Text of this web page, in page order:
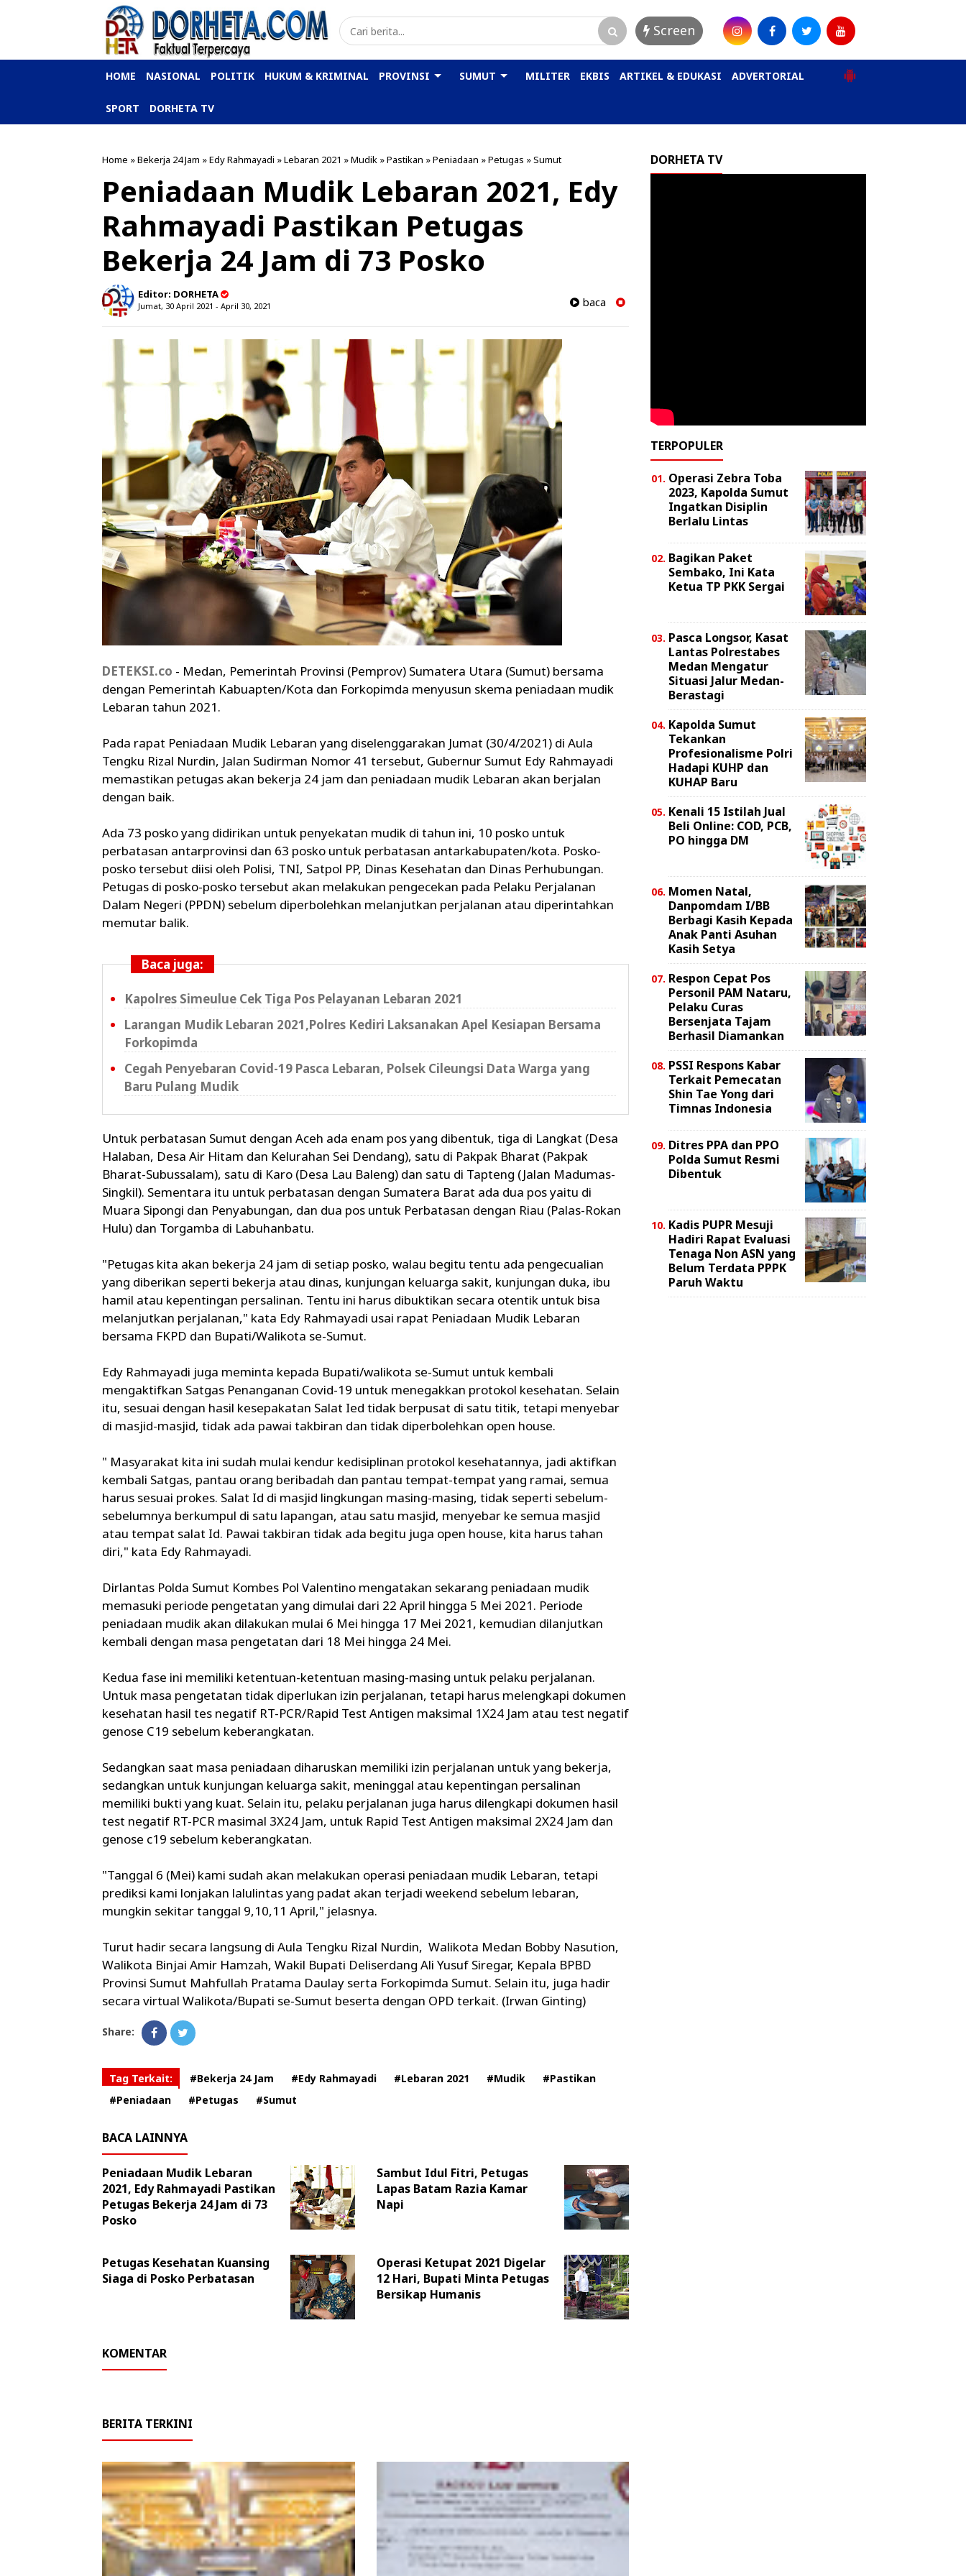
Screen
HOME NASIONAL POLITIK HUKUM & KRIMINAL PROVINSI SUMUT MILITER EKBIS ARTIKEL & EDUKASI ADVERTORIAL
SPORT DORHETA TV
Home »Bekerja 24 Jam »Edy Rahmayadi »Lebaran 2021 »Mudik »Pastikan »Peniadaan »Petugas »Sumut
Peniadaan Mudik Lebaran 2021, Edy
Rahmayadi Pastikan Petugas
Bekerja 24 Jam di 73 Posko
Editor: DORHETA
Jumat, 30 April 2021 - April 30, 2021 baca
DETEKSI.co - Medan, Pemerintah Provinsi (Pemprov) Sumatera Utara (Sumut) bersama
dengan Pemerintah Kabuapten/Kota dan Forkopimda menyusun skema peniadaan mudik
Lebaran tahun 2021.
Pada rapat Peniadaan Mudik Lebaran yang diselenggarakan Jumat (30/4/2021) di Aula
Tengku Rizal Nurdin, Jalan Sudirman Nomor 41 tersebut, Gubernur Sumut Edy Rahmayadi
memastikan petugas akan bekerja 24 jam dan peniadaan mudik Lebaran akan berjalan
dengan baik.
Ada 73 posko yang didirikan untuk penyekatan mudik di tahun ini, 10 posko untuk
perbatasan antarprovinsi dan 63 posko untuk perbatasan antarkabupaten/kota. Posko-
posko tersebut diisi oleh Polisi, TNI, Satpol PP, Dinas Kesehatan dan Dinas Perhubungan.
Petugas di posko-posko tersebut akan melakukan pengecekan pada Pelaku Perjalanan
Dalam Negeri (PPDN) sebelum diperbolehkan melanjutkan perjalanan atau diperintahkan
memutar balik.
Baca juga:
Kapolres Simeulue Cek Tiga Pos Pelayanan Lebaran 2021
Larangan Mudik Lebaran 2021,Polres Kediri Laksanakan Apel Kesiapan Bersama
Forkopimda
Cegah Penyebaran Covid-19 Pasca Lebaran, Polsek Cileungsi Data Warga yang
Baru Pulang Mudik
Untuk perbatasan Sumut dengan Aceh ada enam pos yang dibentuk, tiga di Langkat (Desa
Halaban, Desa Air Hitam dan Kelurahan Sei Dendang), satu di Pakpak Bharat (Pakpak
Bharat-Subussalam), satu di Karo (Desa Lau Baleng) dan satu di Tapteng (Jalan Madumas-
Singkil). Sementara itu untuk perbatasan dengan Sumatera Barat ada dua pos yaitu di
Muara Sipongi dan Penyabungan, dan dua pos untuk Perbatasan dengan Riau (Palas-Rokan
Hulu) dan Torgamba di Labuhanbatu.
"Petugas kita akan bekerja 24 jam di setiap posko, walau begitu tentu ada pengecualian
yang diberikan seperti bekerja atau dinas, kunjungan keluarga sakit, kunjungan duka, ibu
hamil atau kepentingan persalinan. Tentu ini harus dibuktikan secara otentik untuk bisa
melanjutkan perjalanan," kata Edy Rahmayadi usai rapat Peniadaan Mudik Lebaran
bersama FKPD dan Bupati/Walikota se-Sumut.
Edy Rahmayadi juga meminta kepada Bupati/walikota se-Sumut untuk kembali
mengaktifkan Satgas Penanganan Covid-19 untuk menegakkan protokol kesehatan. Selain
itu, sesuai dengan hasil kesepakatan Salat Ied tidak berpusat di satu titik, tetapi menyebar
di masjid-masjid, tidak ada pawai takbiran dan tidak diperbolehkan open house.
" Masyarakat kita ini sudah mulai kendur kedisiplinan protokol kesehatannya, jadi aktifkan
kembali Satgas, pantau orang beribadah dan pantau tempat-tempat yang ramai, semua
harus sesuai prokes. Salat Id di masjid lingkungan masing-masing, tidak seperti sebelum-
sebelumnya berkumpul di satu lapangan, atau satu masjid, menyebar ke semua masjid
atau tempat salat Id. Pawai takbiran tidak ada begitu juga open house, kita harus tahan
diri," kata Edy Rahmayadi.
Dirlantas Polda Sumut Kombes Pol Valentino mengatakan sekarang peniadaan mudik
memasuki periode pengetatan yang dimulai dari 22 April hingga 5 Mei 2021. Periode
peniadaan mudik akan dilakukan mulai 6 Mei hingga 17 Mei 2021, kemudian dilanjutkan
kembali dengan masa pengetatan dari 18 Mei hingga 24 Mei.
Kedua fase ini memiliki ketentuan-ketentuan masing-masing untuk pelaku perjalanan.
Untuk masa pengetatan tidak diperlukan izin perjalanan, tetapi harus melengkapi dokumen
kesehatan hasil tes negatif RT-PCR/Rapid Test Antigen maksimal 1X24 Jam atau test negatif
genose C19 sebelum keberangkatan.
Sedangkan saat masa peniadaan diharuskan memiliki izin perjalanan untuk yang bekerja,
sedangkan untuk kunjungan keluarga sakit, meninggal atau kepentingan persalinan
memiliki bukti yang kuat. Selain itu, pelaku perjalanan juga harus dilengkapi dokumen hasil
test negatif RT-PCR masimal 3X24 Jam, untuk Rapid Test Antigen maksimal 2X24 Jam dan
genose c19 sebelum keberangkatan.
"Tanggal 6 (Mei) kami sudah akan melakukan operasi peniadaan mudik Lebaran, tetapi
prediksi kami lonjakan lalulintas yang padat akan terjadi weekend sebelum lebaran,
mungkin sekitar tanggal 9,10,11 April," jelasnya.
Turut hadir secara langsung di Aula Tengku Rizal Nurdin, Walikota Medan Bobby Nasution,
Walikota Binjai Amir Hamzah, Wakil Bupati Deliserdang Ali Yusuf Siregar, Kepala BPBD
Provinsi Sumut Mahfullah Pratama Daulay serta Forkopimda Sumut. Selain itu, juga hadir
secara virtual Walikota/Bupati se-Sumut beserta dengan OPD terkait. (Irwan Ginting)
Share:
Tag Terkait: #Bekerja 24 Jam #Edy Rahmayadi #Lebaran 2021 #Mudik
#Pastikan
#Peniadaan
#Petugas #Sumut
BACA LAINNYA
Peniadaan Mudik Lebaran
2021, Edy Rahmayadi Pastikan
Petugas Bekerja 24 Jam di 73
Posko
Sambut Idul Fitri, Petugas
Lapas Batam Razia Kamar
Napi
Petugas Kesehatan Kuansing
Siaga di Posko Perbatasan
Operasi Ketupat 2021 Digelar
12 Hari, Bupati Minta Petugas
Bersikap Humanis
KOMENTAR
BERITA TERKINI
DORHETA TV
TERPOPULER
Operasi Zebra Toba
2023, Kapolda Sumut
Ingatkan Disiplin
Berlalu Lintas
Bagikan Paket
Sembako, Ini Kata
Ketua TP PKK Sergai
Pasca Longsor, Kasat
Lantas Polrestabes
Medan Mengatur
Situasi Jalur Medan-
Berastagi
Kapolda Sumut
Tekankan
Profesionalisme Polri
Hadapi KUHP dan
KUHAP Baru
Kenali 15 Istilah Jual
Beli Online: COD, PCB,
PO hingga DM
Momen Natal,
Danpomdam I/BB
Berbagi Kasih Kepada
Anak Panti Asuhan
Kasih Setya
Respon Cepat Pos
Personil PAM Nataru,
Pelaku Curas
Bersenjata Tajam
Berhasil Diamankan
PSSI Respons Kabar
Terkait Pemecatan
Shin Tae Yong dari
Timnas Indonesia
Ditres PPA dan PPO
Polda Sumut Resmi
Dibentuk
Kadis PUPR Mesuji
Hadiri Rapat Evaluasi
Tenaga Non ASN yang
Belum Terdata PPPK
Paruh Waktu